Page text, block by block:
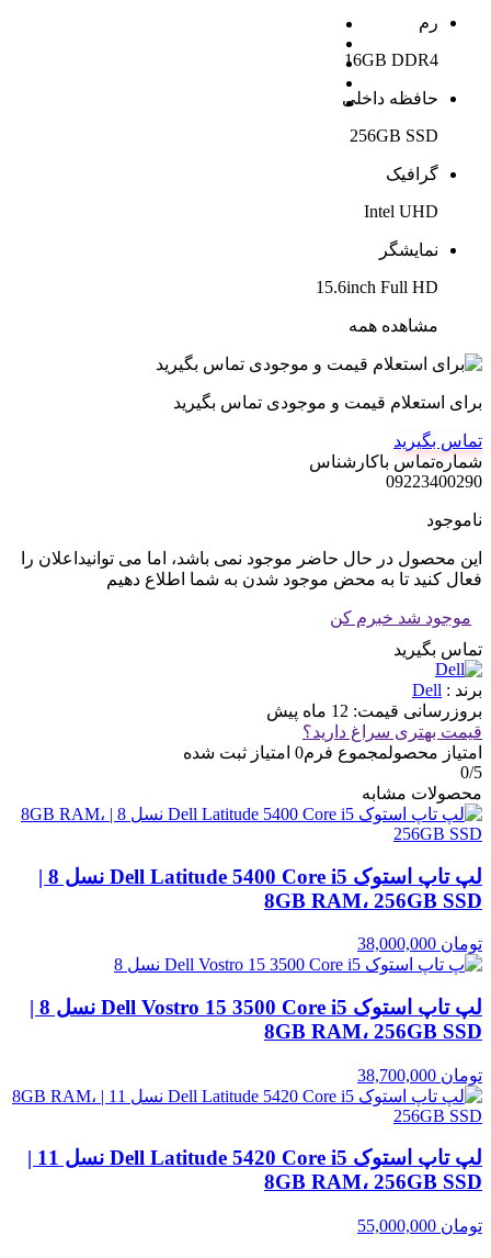
رم
16GB DDR4
حافظه داخلی
256GB SSD
گرافیک
Intel UHD
نمایشگر
15.6inch Full HD
مشاهده همه
برای استعلام قیمت و موجودی تماس بگیرید
تماس بگیرید
شماره‌تماس‌ با‌کارشناس
09223400290
ناموجود
این محصول در حال حاضر موجود نمی باشد، اما می توانیداعلان را
فعال کنید تا به محض موجود شدن به شما اطلاع دهیم
موجود شد خبرم کن
تماس بگیرید
برند : Dell
بروزرسانی قیمت: 12 ماه پیش
قیمت بهتری سراغ دارید؟
امتیاز محصولمجموع فرم0 امتیاز ثبت شده
0/5
محصولات مشابه
لپ تاپ استوک Dell Latitude 5400 Core i5 نسل 8 |
8GB RAM، 256GB SSD
تومان
لپ تاپ استوک Dell Vostro 15 3500 Core i5 نسل 8 |
8GB RAM، 256GB SSD
تومان
لپ تاپ استوک Dell Latitude 5420 Core i5 نسل 11 |
8GB RAM، 256GB SSD
تومان